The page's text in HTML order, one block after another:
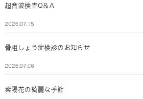
超音波検査Q＆A
2026.07.15
骨粗しょう症検診のお知らせ
2026.07.06
紫陽花の綺麗な季節